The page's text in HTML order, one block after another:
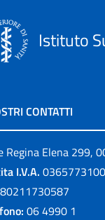
Istituto
CONTATTI
Regina Elena 299,
I.V.A.
80211730587
06 4990 1